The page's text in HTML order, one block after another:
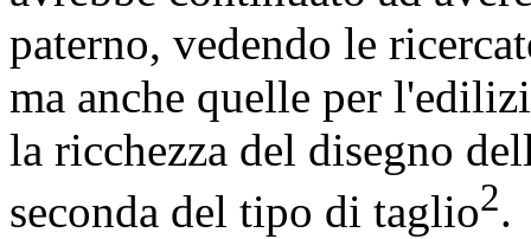
paterno, vedendo le
ma anche quelle per
la ricchezza del disegno
seconda del tipo di taglio2.